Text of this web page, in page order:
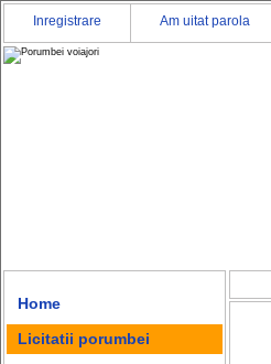
Inregistrare Am uitat parola
Home
Licitatii porumbei